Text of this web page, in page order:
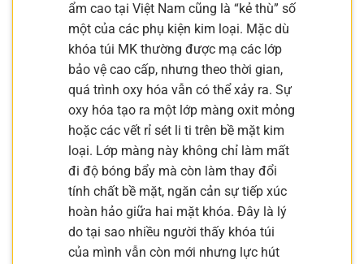
ẩm cao tại Việt Nam cũng là “kẻ thù” số
một của các phụ kiện kim loại. Mặc dù
khóa túi MK thường được mạ các lớp
bảo vệ cao cấp, nhưng theo thời gian,
quá trình oxy hóa vẫn có thể xảy ra. Sự
oxy hóa tạo ra một lớp màng oxit mỏng
hoặc các vết rỉ sét li ti trên bề mặt kim
loại. Lớp màng này không chỉ làm mất
đi độ bóng bẩy mà còn làm thay đổi
tính chất bề mặt, ngăn cản sự tiếp xúc
hoàn hảo giữa hai mặt khóa. Đây là lý
do tại sao nhiều người thấy khóa túi
của mình vẫn còn mới nhưng lực hút